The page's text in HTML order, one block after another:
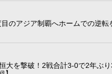
のアジア制覇へホームでの逆転
大を撃破！2戦合計3-0で2年ぶり